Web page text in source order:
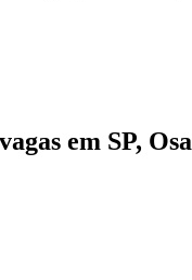
em SP,